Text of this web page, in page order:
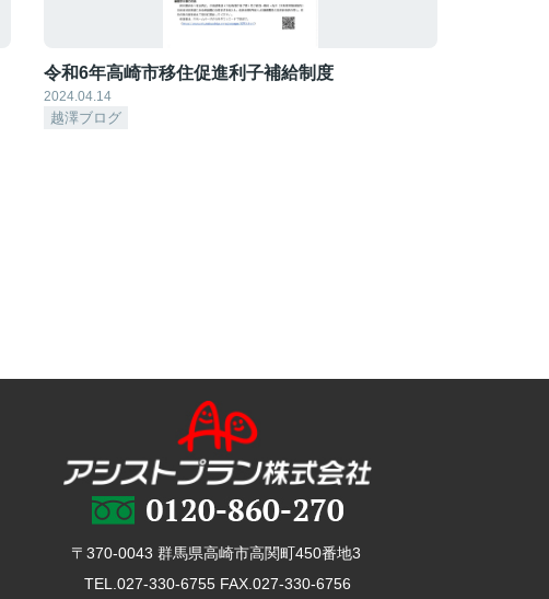
令和6年高崎市移住促進利子補給制度
2024.04.14
越澤ブログ
〒370-0043 群馬県高崎市高関町450番地3
TEL.027-330-6755 FAX.027-330-6756